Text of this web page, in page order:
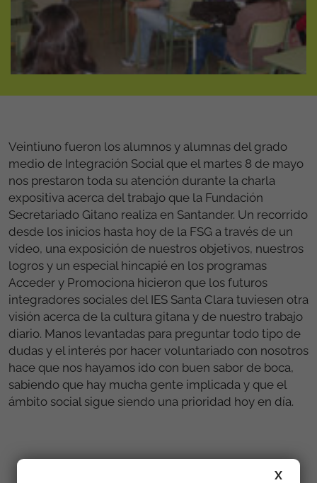
Veintiuno fueron los alumnos y alumnas del grado
medio de Integración Social que el martes 8 de mayo
nos prestaron toda su atención durante la charla
expositiva acerca del trabajo que la Fundación
Secretariado Gitano realiza en Santander. Un recorrido
desde los inicios hasta hoy de la FSG a través de un
vídeo, una exposición de nuestros objetivos, nuestros
logros y un especial hincapié en los programas
Acceder y Promociona hicieron que los futuros
integradores sociales del IES Santa Clara tuviesen otra
visión acerca de la cultura gitana y de nuestro trabajo
diario. Manos levantadas para preguntar todo tipo de
dudas y el interés por hacer voluntariado con nosotros
hace que nos hayamos ido con buen sabor de boca,
sabiendo que hay mucha gente implicada y que el
ámbito social sigue siendo una prioridad hoy en día.
X